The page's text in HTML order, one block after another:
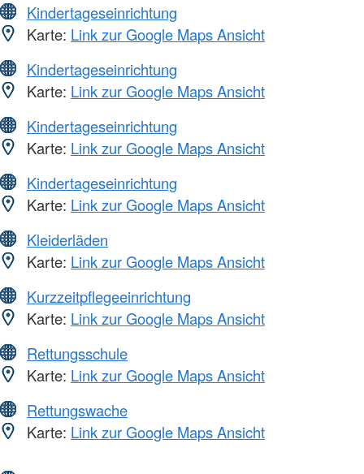
Kindertageseinrichtung
Karte: Link zur Google Maps Ansicht
Kindertageseinrichtung
Karte: Link zur Google Maps Ansicht
Kindertageseinrichtung
Karte: Link zur Google Maps Ansicht
Kindertageseinrichtung
Karte: Link zur Google Maps Ansicht
Kleiderläden
Karte: Link zur Google Maps Ansicht
Kurzzeitpflegeeinrichtung
Karte: Link zur Google Maps Ansicht
Rettungsschule
Karte: Link zur Google Maps Ansicht
Rettungswache
Karte: Link zur Google Maps Ansicht